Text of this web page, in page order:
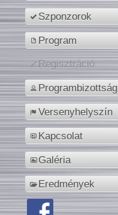
Szponzorok
Program
Regisztráció
Programbizottság
Versenyhelyszín
Kapcsolat
Galéria
Eredmények